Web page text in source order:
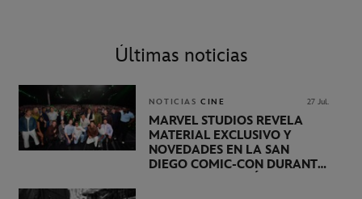
Últimas noticias
NOTICIAS CINE 27 Jul.
MARVEL STUDIOS REVELA
MATERIAL EXCLUSIVO Y
NOVEDADES EN LA SAN
DIEGO COMIC-CON DURANTE